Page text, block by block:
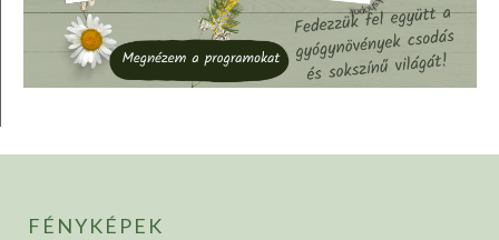
FÉNYKÉPEK